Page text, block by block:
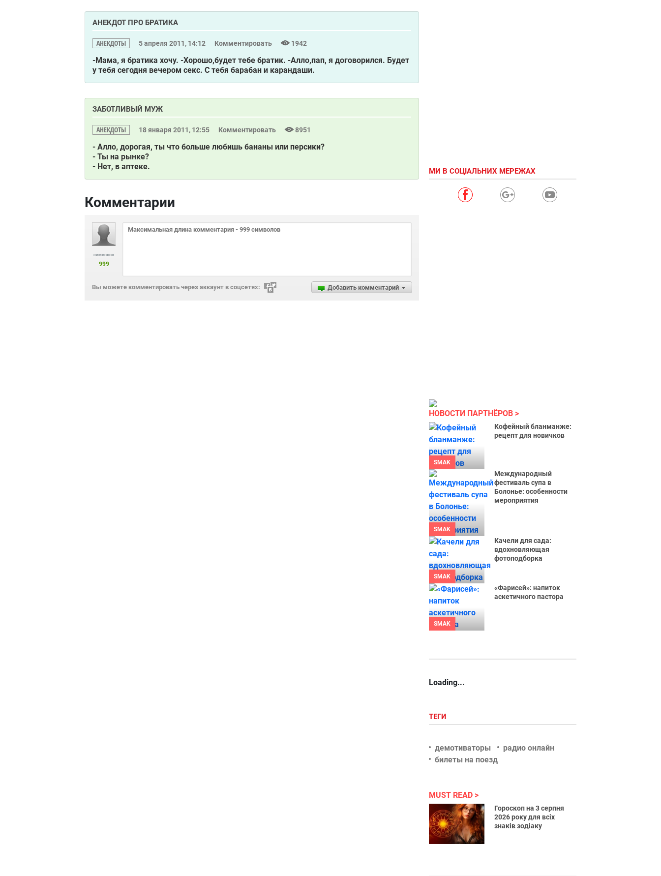
АНЕКДОТ ПРО БРАТИКА
АНЕКДОТЫ 5 апреля 2011, 14:12 Комментировать 1942
-Мама, я братика хочу. -Хорошо,будет тебе братик. -Алло,пап, я договорился. Будет
у тебя сегодня вечером секс. С тебя барабан и карандаши.
ЗАБОТЛИВЫЙ МУЖ
АНЕКДОТЫ 18 января 2011, 12:55 Комментировать 8951
- Алло, дорогая, ты что больше любишь бананы или персики?
- Ты на рынке?
- Нет, в аптеке.
Комментарии
символов
999
Добавить комментарий
Вы можете комментировать через аккаунт в соцсетях:
МИ В СОЦІАЛЬНИХ МЕРЕЖАХ
НОВОСТИ ПАРТНЁРОВ
SMAK
Кофейный бланманже:
рецепт для новичков
SMAK
Международный
фестиваль супа в
Болонье: особенности
мероприятия
SMAK
Качели для сада:
вдохновляющая
фотоподборка
SMAK
«Фарисей»: напиток
аскетичного пастора
Loading...
ТЕГИ
демотиваторы
радио онлайн
билеты на поезд
MUST READ
Гороскоп на 3 серпня
2026 року для всіх
знаків зодіаку